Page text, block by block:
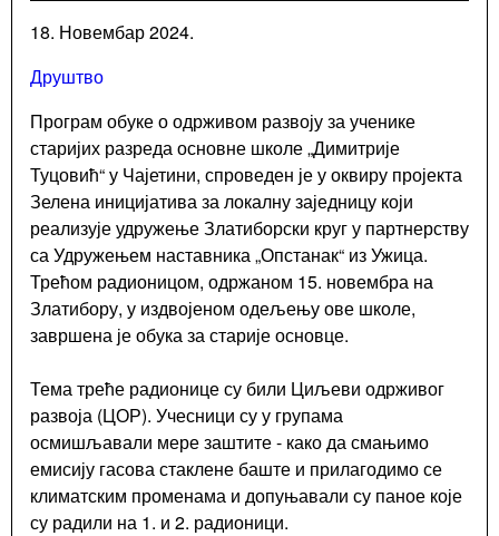
управа
Општинско
правобранилаштво
Месне
заједнице
Јавна
предузећа
Комунална
милиција
Чајетина
Интерна
ревизија
18. Новембар 2024.
Друштво
Програм обуке о одрживом развоју за ученике
старијих разреда основне школе „Димитрије
Туцовић“ у Чајетини, спроведен је у оквиру пројекта
Зелена иницијатива за локалну заједницу који
реализује удружење Златиборски круг у партнерству
са Удружењем наставника „Опстанак“ из Ужица.
Трећом радионицом, одржаном 15. новембра на
Златибору, у издвојеном одељењу ове школе,
завршена је обука за старије основце.
Тема треће радионице су били Циљеви одрживог
развоја (ЦОР). Учесници су у групама
осмишљавали мере заштите - како да смањимо
емисију гасова стаклене баште и прилагодимо се
климатским променама и допуњавали су паное које
су радили на 1. и 2. радионици.